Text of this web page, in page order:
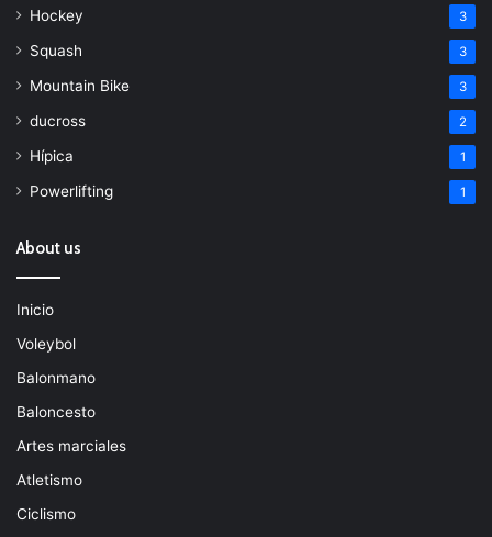
Hockey 3
Squash 3
Mountain Bike 3
ducross 2
Hípica 1
Powerlifting 1
About us
Inicio
Voleybol
Balonmano
Baloncesto
Artes marciales
Atletismo
Ciclismo